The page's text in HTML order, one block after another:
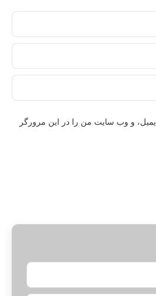
ایمیل، و وب سایت من را در این مرورگر